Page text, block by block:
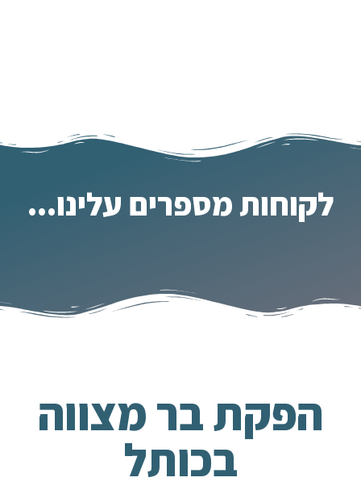
לקוחות מספרים עלינו...
הפקת בר מצווה
בכותל